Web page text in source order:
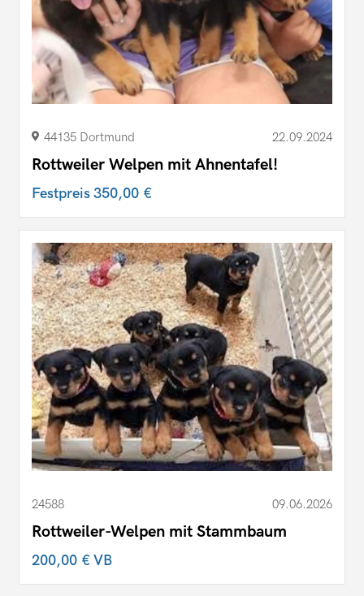
44135 Dortmund 22.09.2024
Rottweiler Welpen mit Ahnentafel!
Festpreis350,00 €
24588 09.06.2026
Rottweiler-Welpen mit Stammbaum
200,00 €VB